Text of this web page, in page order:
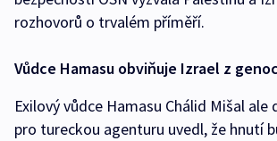
rozhovorů o trvalém příměří.
Vůdce Hamasu obviňuje Izrael z
Exilový vůdce Hamasu Chálid Mišal ale
pro tureckou agenturu uvedl, že hnutí